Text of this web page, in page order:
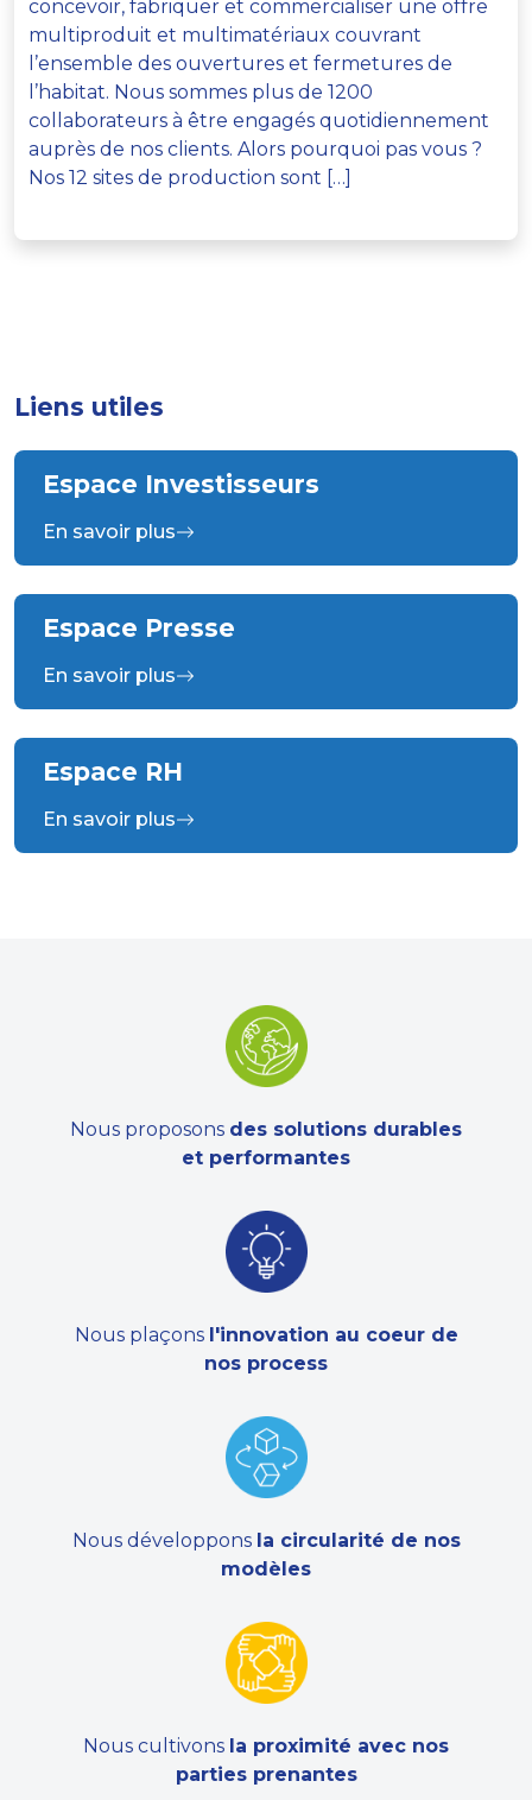
concevoir, fabriquer et commercialiser une offre
multiproduit et multimatériaux couvrant
l’ensemble des ouvertures et fermetures de
l’habitat. Nous sommes plus de 1200
collaborateurs à être engagés quotidiennement
auprès de nos clients. Alors pourquoi pas vous ?
Nos 12 sites de production sont […]
Liens utiles
Espace Investisseurs
En savoir plus
Espace Presse
En savoir plus
Espace RH
En savoir plus
Nous proposons des solutions durables
et performantes
Nous plaçons l'innovation au coeur de
nos process
Nous développons la circularité de nos
modèles
Nous cultivons la proximité avec nos
parties prenantes